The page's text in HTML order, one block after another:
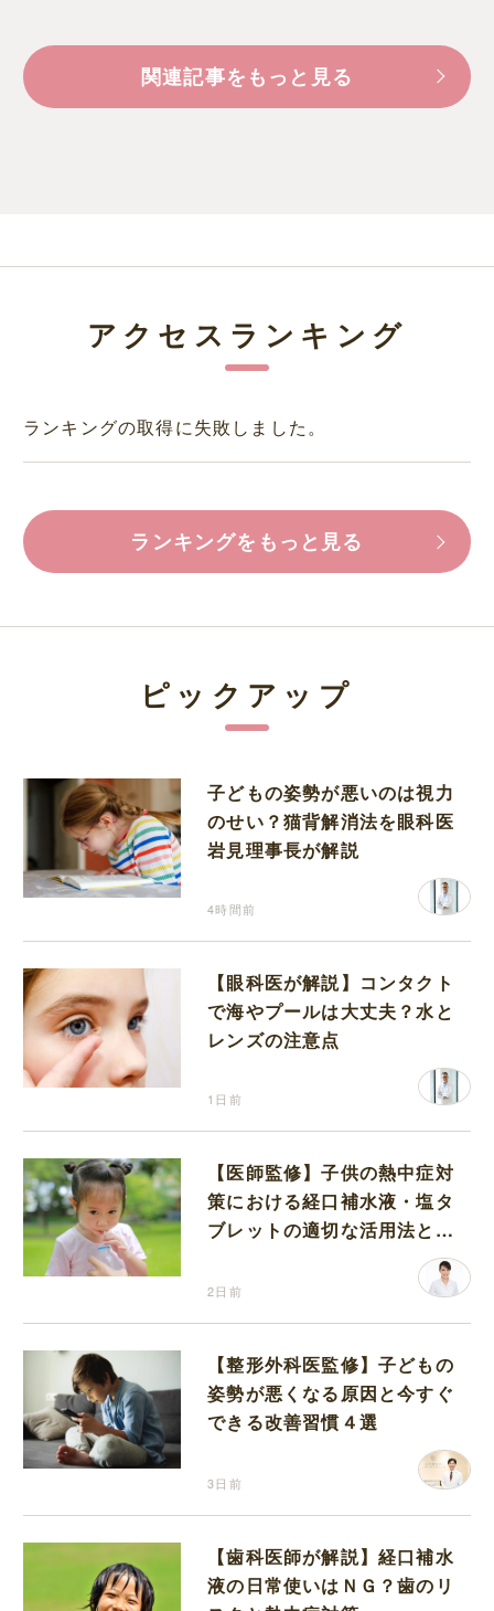
関連記事をもっと見る
アクセスランキング
ランキングの取得に失敗しました。
ランキングをもっと見る
ピックアップ
子どもの姿勢が悪いのは視力
のせい？猫背解消法を眼科医
岩見理事長が解説
4時間前
【眼科医が解説】コンタクト
で海やプールは大丈夫？水と
レンズの注意点
1日前
【医師監修】子供の熱中症対
策における経口補水液・塩タ
ブレットの適切な活用法と水
2日前
【整形外科医監修】子どもの
姿勢が悪くなる原因と今すぐ
できる改善習慣４選
3日前
【歯科医師が解説】経口補水
液の日常使いはＮＧ？歯のリ